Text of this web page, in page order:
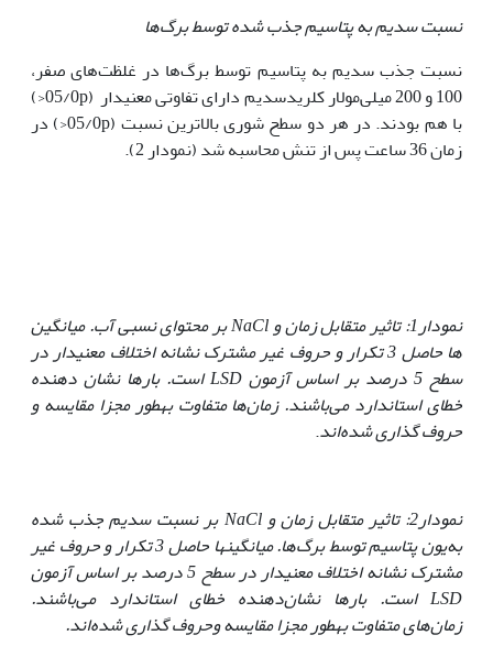
نسبت سدیم به پتاسیم جذب شده توسط برگ‌ها
نسبت جذب سدیم به پتاسیم توسط برگ‌ها در غلظت‌های صفر،
100 و 200 میلی‌مولار کلریدسدیم دارای تفاوتی معنی‏دار (05/0p<)
با هم بودند. در هر دو سطح شوری بالاترین نسبت (05/0p<) در
زمان 36 ساعت پس از تنش محاسبه شد (نمودار 2).
نمودار1: تاثیر متقابل زمان و NaClبر محتوای نسبی آب. میانگین
ها حاصل 3 تکرار و حروف غیر مشترک نشانه اختلاف معنی‏دار در
سطح 5 درصد بر اساس آزمون
LSDاست. بارها نشان دهنده
خطای استاندارد می‌باشند. زمان‌ها متفاوت به‏طور مجزا مقایسه و
حروف گذاری شده‌اند.
نمودار2: تاثیر متقابل زمان و NaClبر نسبت سدیم جذب شده
به‌یون پتاسیم توسط برگ‌ها. میانگین‏ها حاصل 3 تکرار و حروف غیر
مشترک نشانه اختلاف معنی‏دار در سطح 5 درصد بر اساس آزمون
LSD است. بارها نشان‌دهنده خطای استاندارد می‌باشند.
زمان‌های متفاوت به‏طور مجزا مقایسهوحروف گذاری شده‌اند.